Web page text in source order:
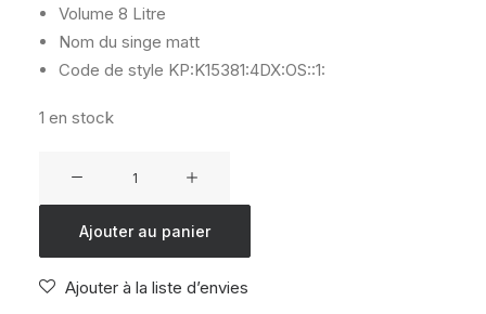
Volume 8 Litre
Nom du singe matt
Code de style KP:K15381:4DX:OS::1:
1 en stock
R
Ajouter au panier
Ajouter à la liste d’envies